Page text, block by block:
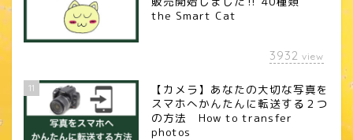
the Smart Cat
3932 view
11
【カメラ】あなたの大切な写真を
スマホへかんたんに転送する２つ
の方法 How to transfer
photos